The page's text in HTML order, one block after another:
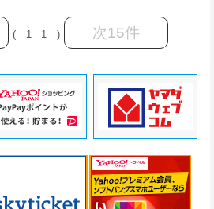
( 1 - 1 ) 次15件